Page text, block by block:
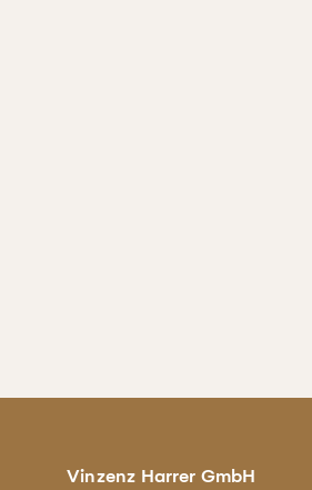
Vinzenz Harrer GmbH